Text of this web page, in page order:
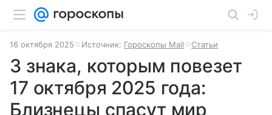
16 октября 2025 Источник: Гороскопы Mail Статьи
3 знака, которым повезет
17 октября 2025 года:
Близнецы спасут мир